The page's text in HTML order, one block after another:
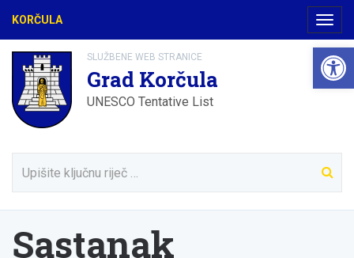
KORČULA
SLUŽBENE WEB STRANICE
Grad Korčula
UNESCO Tentative List
Sastanak